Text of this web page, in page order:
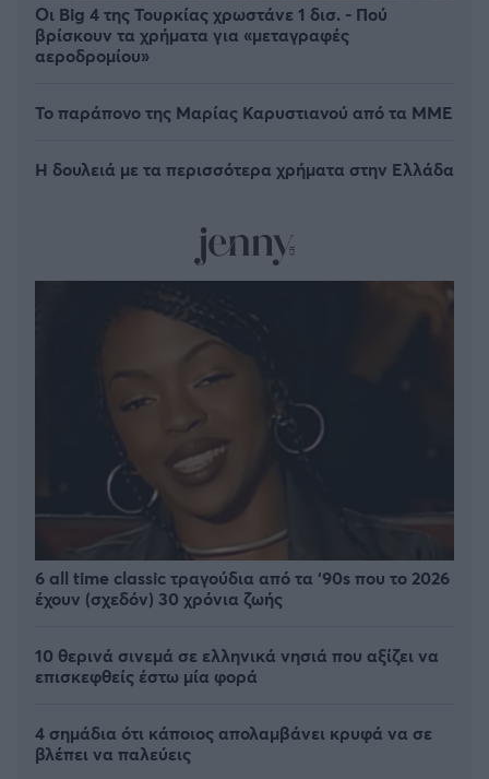
Οι Big 4 της Τουρκίας χρωστάνε 1 δισ. - Πού
βρίσκουν τα χρήματα για «μεταγραφές
αεροδρομίου»
Το παράπονο της Μαρίας Καρυστιανού από τα ΜΜΕ
Η δουλειά με τα περισσότερα χρήματα στην Ελλάδα
6 all time classic τραγούδια από τα ‘90s που το 2026
έχουν (σχεδόν) 30 χρόνια ζωής
10 θερινά σινεμά σε ελληνικά νησιά που αξίζει να
επισκεφθείς έστω μία φορά
4 σημάδια ότι κάποιος απολαμβάνει κρυφά να σε
βλέπει να παλεύεις